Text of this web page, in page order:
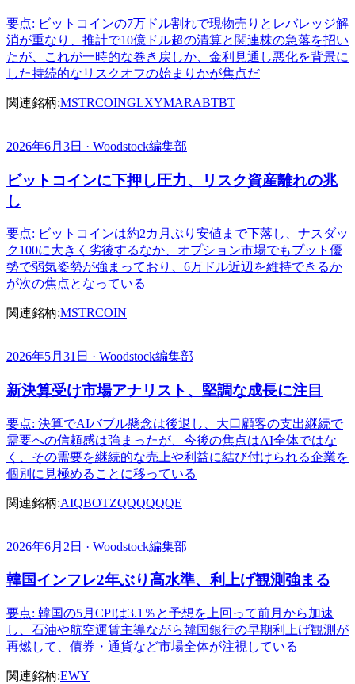
要点: ビットコインの7万ドル割れで現物売りとレバレッジ解
消が重なり、推計で10億ドル超の清算と関連株の急落を招い
たが、これが一時的な巻き戻しか、金利見通し悪化を背景に
した持続的なリスクオフの始まりかが焦点だ
関連銘柄:MSTRCOINGLXYMARABTBT
2026年6月3日 · Woodstock編集部
ビットコインに下押し圧力、リスク資産離れの兆
し
要点: ビットコインは約2カ月ぶり安値まで下落し、ナスダッ
ク100に大きく劣後するなか、オプション市場でもプット優
勢で弱気姿勢が強まっており、6万ドル近辺を維持できるか
が次の焦点となっている
関連銘柄:MSTRCOIN
2026年5月31日 · Woodstock編集部
新決算受け市場アナリスト、堅調な成長に注目
要点: 決算でAIバブル懸念は後退し、大口顧客の支出継続で
需要への信頼感は強まったが、今後の焦点はAI全体ではな
く、その需要を継続的な売上や利益に結び付けられる企業を
個別に見極めることに移っている
関連銘柄:AIQBOTZQQQQQQE
2026年6月2日 · Woodstock編集部
韓国インフレ2年ぶり高水準、利上げ観測強まる
要点: 韓国の5月CPIは3.1％と予想を上回って前月から加速
し、石油や航空運賃主導ながら韓国銀行の早期利上げ観測が
再燃して、債券・通貨など市場全体が注視している
関連銘柄:EWY